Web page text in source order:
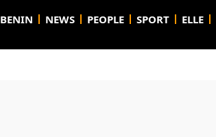
BENIN NEWS PEOPLE SPORT ELLE